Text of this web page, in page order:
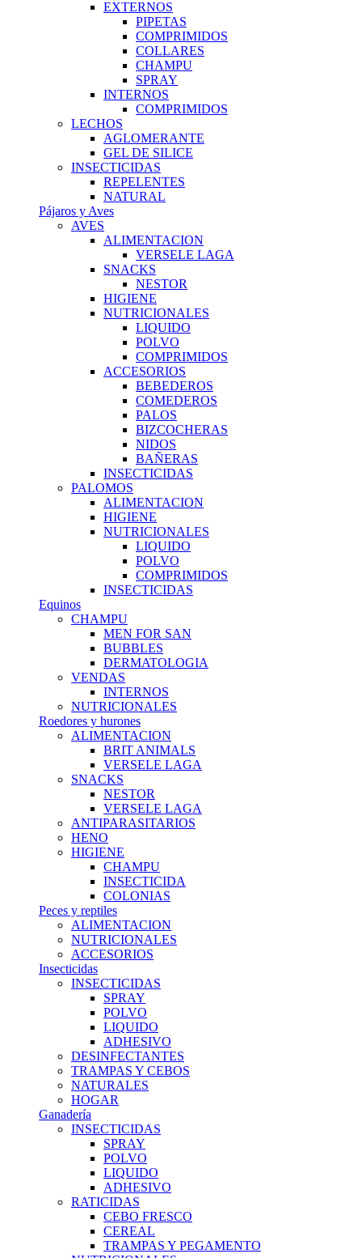
EXTERNOS
PIPETAS
COMPRIMIDOS
COLLARES
CHAMPU
SPRAY
INTERNOS
COMPRIMIDOS
LECHOS
AGLOMERANTE
GEL DE SILICE
INSECTICIDAS
REPELENTES
NATURAL
Pájaros y Aves
AVES
ALIMENTACION
VERSELE LAGA
SNACKS
NESTOR
HIGIENE
NUTRICIONALES
LIQUIDO
POLVO
COMPRIMIDOS
ACCESORIOS
BEBEDEROS
COMEDEROS
PALOS
BIZCOCHERAS
NIDOS
BAÑERAS
INSECTICIDAS
PALOMOS
ALIMENTACION
HIGIENE
NUTRICIONALES
LIQUIDO
POLVO
COMPRIMIDOS
INSECTICIDAS
Equinos
CHAMPU
MEN FOR SAN
BUBBLES
DERMATOLOGIA
VENDAS
INTERNOS
NUTRICIONALES
Roedores y hurones
ALIMENTACION
BRIT ANIMALS
VERSELE LAGA
SNACKS
NESTOR
VERSELE LAGA
ANTIPARASITARIOS
HENO
HIGIENE
CHAMPU
INSECTICIDA
COLONIAS
Peces y reptiles
ALIMENTACION
NUTRICIONALES
ACCESORIOS
Insecticidas
INSECTICIDAS
SPRAY
POLVO
LIQUIDO
ADHESIVO
DESINFECTANTES
TRAMPAS Y CEBOS
NATURALES
HOGAR
Ganadería
INSECTICIDAS
SPRAY
POLVO
LIQUIDO
ADHESIVO
RATICIDAS
CEBO FRESCO
CEREAL
TRAMPAS Y PEGAMENTO